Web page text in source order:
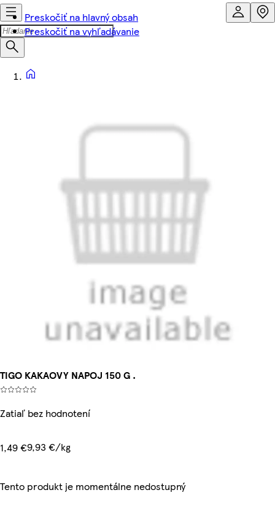
Preskočiť na hlavný obsah
Preskočiť na vyhľadávanie
TIGO KAKAOVY NAPOJ 150 G .
Zatiaľ bez hodnotení
1,49 €9,93 €/kg
Tento produkt je momentálne nedostupný